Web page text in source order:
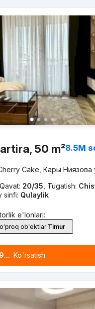
50 m²8.5M
Cake, Кары Ниязова
Qavat: 20/35 Tugatish:
sinfi: Qulaylik
e'lonlari:
ob'ektlar Timur
Ko'rsatish